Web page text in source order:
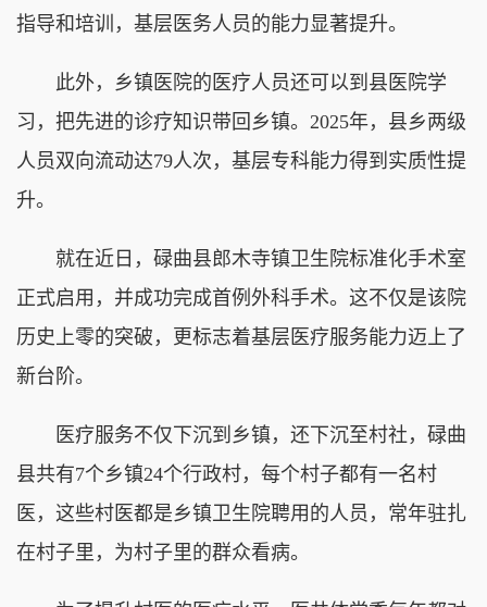
指导和培训，基层医务人员的能力显著提升。
此外，乡镇医院的医疗人员还可以到县医院学
习，把先进的诊疗知识带回乡镇。2025年，县乡两级
人员双向流动达79人次，基层专科能力得到实质性提
升。
就在近日，碌曲县郎木寺镇卫生院标准化手术室
正式启用，并成功完成首例外科手术。这不仅是该院
历史上零的突破，更标志着基层医疗服务能力迈上了
新台阶。
医疗服务不仅下沉到乡镇，还下沉至村社，碌曲
县共有7个乡镇24个行政村，每个村子都有一名村
医，这些村医都是乡镇卫生院聘用的人员，常年驻扎
在村子里，为村子里的群众看病。